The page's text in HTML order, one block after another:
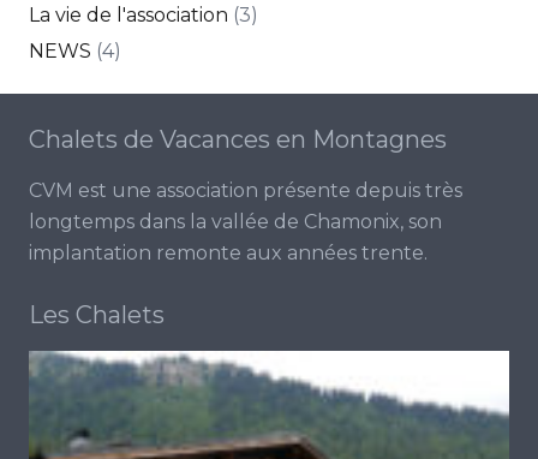
La vie de l'association (3)
NEWS (4)
Chalets de Vacances en Montagnes
CVM est une association présente depuis très
longtemps dans la vallée de Chamonix, son
implantation remonte aux années trente.
Les Chalets